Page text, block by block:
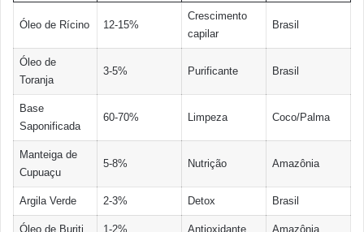
Óleo de Rícino 12-15%
Crescimento
capilar
Brasil
Óleo de
Toranja
3-5% Purificante Brasil
Base
Saponificada
60-70% Limpeza Coco/Palma
Manteiga de
Cupuaçu
5-8% Nutrição Amazônia
Argila Verde 2-3% Detox Brasil
Óleo de Buriti 1-2% Antioxidante Amazônia